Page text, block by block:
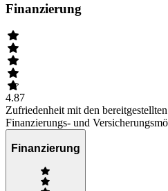
Finanzierung
4.87
Zufriedenheit mit den
Finanzierungs- und
Finanzierung